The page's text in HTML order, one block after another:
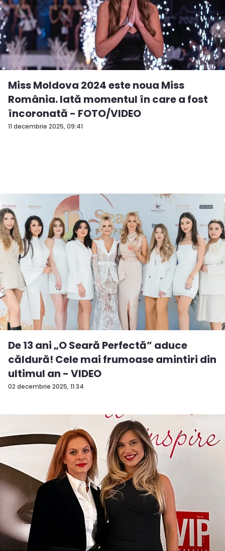
11 decembrie 2025, 09:41
Miss Moldova 2024 este noua Miss
România. Iată momentul în care a fost
încoronată - FOTO/VIDEO
02 decembrie 2025, 11:34
De 13 ani „O Seară Perfectă” aduce
căldură! Cele mai frumoase amintiri din
ultimul an - VIDEO